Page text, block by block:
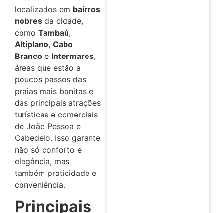
localizados em bairros
nobres da cidade,
como Tambaú,
Altiplano, Cabo
Branco e Intermares,
áreas que estão a
poucos passos das
praias mais bonitas e
das principais atrações
turísticas e comerciais
de João Pessoa e
Cabedelo. Isso garante
não só conforto e
elegância, mas
também praticidade e
conveniência.
Principais